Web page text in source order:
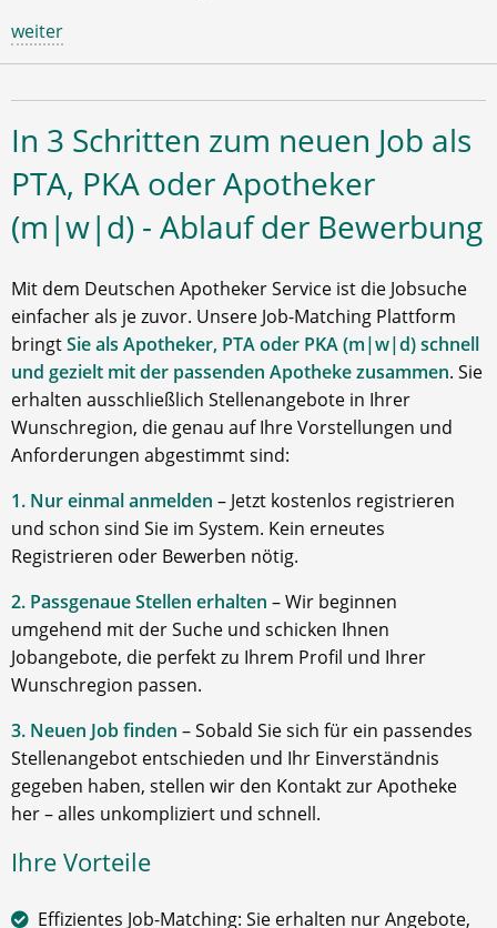
weiter
In 3 Schritten zum neuen Job als
PTA, PKA oder Apotheker
(m|w|d) - Ablauf der Bewerbung
Mit dem Deutschen Apotheker Service ist die Jobsuche
einfacher als je zuvor. Unsere Job-Matching Plattform
bringtSie als Apotheker, PTA oder PKA (m|w|d) schnell
und gezielt mit der passenden Apotheke zusammen. Sie
erhalten ausschließlich Stellenangebote in Ihrer
Wunschregion, die genau auf Ihre Vorstellungen und
Anforderungen abgestimmt sind:
1. Nur einmal anmelden – Jetzt kostenlos registrieren
und schon sind Sie im System. Kein erneutes
Registrieren oder Bewerben nötig.
2. Passgenaue Stellen erhalten – Wir beginnen
umgehend mit der Suche und schicken Ihnen
Jobangebote, die perfekt zu Ihrem Profil und Ihrer
Wunschregion passen.
3. Neuen Job finden – Sobald Sie sich für ein passendes
Stellenangebot entschieden und Ihr Einverständnis
gegeben haben, stellen wir den Kontakt zur Apotheke
her – alles unkompliziert und schnell.
Ihre Vorteile
Effizientes Job-Matching: Sie erhalten nur Angebote,